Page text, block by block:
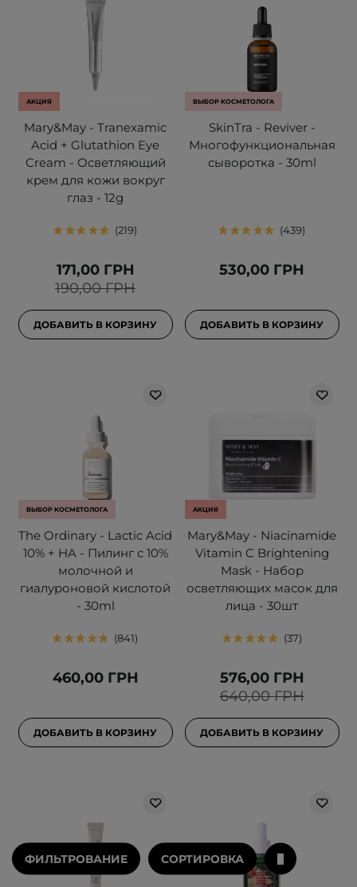
АКЦИЯ
Mary&May - Tranexamic
Acid + Glutathion Eye
Cream - Осветляющий
крем для кожи вокруг
глаз - 12g
219
190,00 ГРН
171,00 ГРН
ДОБАВИТЬ В КОРЗИНУ
ВЫБОР КОСМЕТОЛОГА
SkinTra - Reviver -
Многофункциональная
сыворотка - 30ml
439
530,00 ГРН
ДОБАВИТЬ В КОРЗИНУ
ВЫБОР КОСМЕТОЛОГА
The Ordinary - Lactic Acid
10% + HA - Пилинг с 10%
молочной и
гиалуроновой кислотой
- 30ml
841
460,00 ГРН
ДОБАВИТЬ В КОРЗИНУ
АКЦИЯ
Mary&May - Niacinamide
Vitamin C Brightening
Mask - Набор
осветляющих масок для
лица - 30шт
37
640,00 ГРН
576,00 ГРН
ДОБАВИТЬ В КОРЗИНУ
ФИЛЬТРОВАНИЕ СОРТИРОВКА